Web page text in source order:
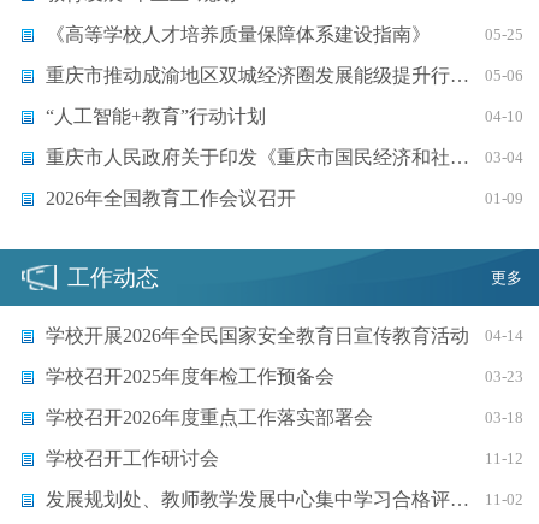
学校召开2025年度年检工作...
05-25
《高等学校人才培养质量保障体系建设指南》
05-06
重庆市推动成渝地区双城经济圈发展能级提升行动方案（2026—2030年）
04-10
“人工智能+教育”行动计划
03-04
重庆市人民政府关于印发《重庆市国民经济和社会发展第十五个五年规划纲要》的通知
01-09
2026年全国教育工作会议召开
工作动态 更多
04-14
学校开展2026年全民国家安全教育日宣传教育活动
03-23
学校召开2025年度年检工作预备会
03-18
学校召开2026年度重点工作落实部署会
11-12
学校召开工作研讨会
11-02
发展规划处、教师教学发展中心集中学习合格评估材料并布置相关工作